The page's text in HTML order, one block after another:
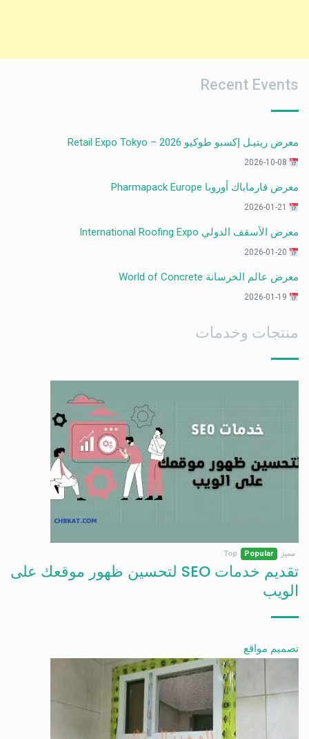
Recent Events
معرض ريتيـل إكسبو طوكيو 2026 – Retail Expo Tokyo
معرض فارماباك أوروبا Pharmapack Europe
معرض الأسقف الدولي International Roofing Expo
معرض عالم الخرسانة World of Concrete
منتجات وخدمات
مميز Popular
Top
تقديم خدمات SEO لتحسين ظهور موقعك على
الويب
تصميم مواقع